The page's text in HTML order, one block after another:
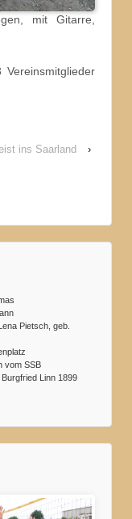
mit Gitarre,
ins Saarland
›
Pietsch, geb.
vom SSB
Linn 1899